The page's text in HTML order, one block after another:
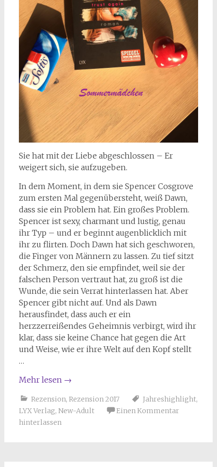
Sie hat mit der Liebe abgeschlossen – Er
weigert sich, sie aufzugeben.
In dem Moment, in dem sie Spencer Cosgrove
zum ersten Mal gegenübersteht, weiß Dawn,
dass sie ein Problem hat. Ein großes Problem.
Spencer ist sexy, charmant und lustig, genau
ihr Typ – und er beginnt augenblicklich mit
ihr zu flirten. Doch Dawn hat sich geschworen,
die Finger von Männern zu lassen. Zu tief sitzt
der Schmerz, den sie empfindet, weil sie der
falschen Person vertraut hat, zu groß ist die
Wunde, die sein Verrat hinterlassen hat. Aber
Spencer gibt nicht auf. Und als Dawn
herausfindet, dass auch er ein
herzzerreißendes Geheimnis verbirgt, wird ihr
klar, dass sie keine Chance hat gegen die Art
und Weise, wie er ihre Welt auf den Kopf stellt
…
Mehr lesen →
Rezension, Rezension 2017 Jahreshighlight,
LYX Verlag, New-Adult
Einen Kommentar
hinterlassen